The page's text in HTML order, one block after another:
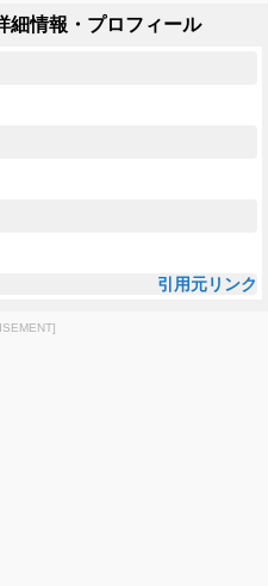
細情報・プロフィール
引用元リンク